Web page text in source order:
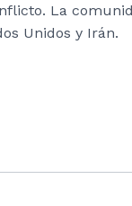
La
Unidos y Irán.